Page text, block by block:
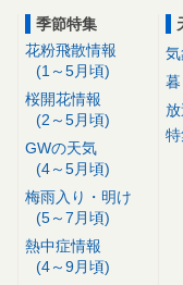
季節特集
花粉飛散情報
(1～5月頃)
桜開花情報
(2～5月頃)
GWの天気
(4～5月頃)
梅雨入り・明け
(5～7月頃)
熱中症情報
(4～9月頃)